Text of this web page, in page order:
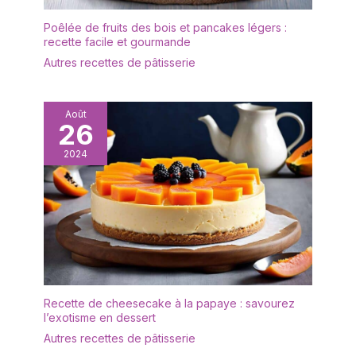
macaron plus délicate, et
garder vos friandises en
sécurité pendant le
transport. Objectif : cette
bonbons, au chocolat,
aux fraises, etc. à
condition que la taille soit
adaptée
Poêlée de fruits des bois et pancakes légers :
recette facile et gourmande
Autres recettes de pâtisserie
Août
26
2024
Recette de cheesecake à la papaye : savourez
l’exotisme en dessert
Autres recettes de pâtisserie